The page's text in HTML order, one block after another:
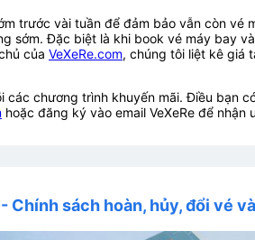
trước vài tuần để đảm bảo vẫn còn vé
sớm. Đặc biệt là khi book vé máy bay
của VeXeRe.com, chúng tôi liệt kê giá
các chương trình khuyến mãi. Điều bạn
hoặc đăng ký vào email VeXeRe để nhận
Chính sách hoàn, hủy, đổi vé